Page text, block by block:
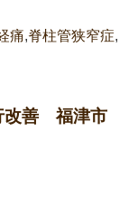
痛,脊柱管狭窄症,
改善 福津市